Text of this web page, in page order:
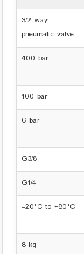
3/2-way
pneumatic valve
400 bar
100 bar
6 bar
G3/8
G1/4
-20°C to +80°C
8 kg